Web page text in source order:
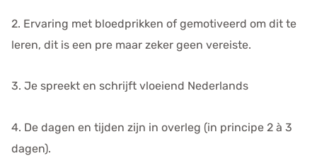
2. Ervaring met bloedprikken of gemotiveerd om dit te
leren, dit is een pre maar zeker geen vereiste.
3. Je spreekt en schrijft vloeiend Nederlands
4. De dagen en tijden zijn in overleg (in principe 2 à 3
dagen).